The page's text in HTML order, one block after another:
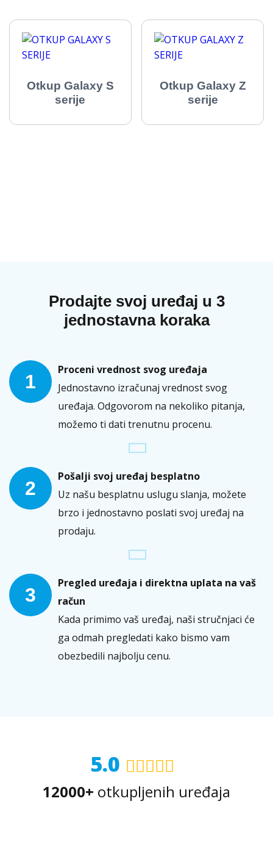
Otkup Galaxy S
serije
Otkup Galaxy Z
serije
Prodajte svoj uređaj u 3
jednostavna koraka
1
Proceni vrednost svog uređaja
Jednostavno izračunaj vrednost svog
uređaja. Odgovorom na nekoliko pitanja,
možemo ti dati trenutnu procenu.
2
Pošalji svoj uređaj besplatno
Uz našu besplatnu uslugu slanja, možete
brzo i jednostavno poslati svoj uređaj na
prodaju.
3
Pregled uređaja i direktna uplata na vaš
račun
Kada primimo vaš uređaj, naši stručnjaci će
ga odmah pregledati kako bismo vam
obezbedili najbolju cenu.
5.0
12000+ otkupljenih uređaja